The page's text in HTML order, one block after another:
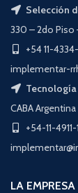
Selección
330 – 2do Piso
+54 11-
implementar-
CABA Argentina
+54-11-
LA EMPRESA